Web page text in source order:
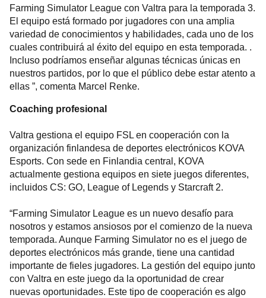
Farming Simulator League con Valtra para la temporada 3.
El equipo está formado por jugadores con una amplia
variedad de conocimientos y habilidades, cada uno de los
cuales contribuirá al éxito del equipo en esta temporada. .
Incluso podríamos enseñar algunas técnicas únicas en
nuestros partidos, por lo que el público debe estar atento a
ellas ”, comenta Marcel Renke.
Coaching profesional
Valtra gestiona el equipo FSL en cooperación con la
organización finlandesa de deportes electrónicos KOVA
Esports. Con sede en Finlandia central, KOVA
actualmente gestiona equipos en siete juegos diferentes,
incluidos CS: GO, League of Legends y Starcraft 2.
“Farming Simulator League es un nuevo desafío para
nosotros y estamos ansiosos por el comienzo de la nueva
temporada. Aunque Farming Simulator no es el juego de
deportes electrónicos más grande, tiene una cantidad
importante de fieles jugadores. La gestión del equipo junto
con Valtra en este juego da la oportunidad de crear
nuevas oportunidades. Este tipo de cooperación es algo